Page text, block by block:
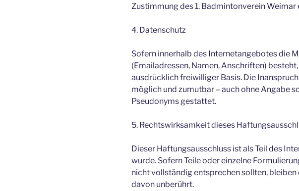
Zustimmung des 1. Badmintonverein Weimar
4. Datenschutz
Sofern innerhalb des Internetangebotes die
(Emailadressen, Namen, Anschriften)
ausdrücklich freiwilliger Basis. Die
möglich und zumutbar – auch ohne Angabe
Pseudonyms gestattet.
5. Rechtswirksamkeit dieses
Dieser Haftungsausschluss ist als Teil des
wurde. Sofern Teile oder einzelne
nicht vollständig entsprechen sollten,
davon unberührt.